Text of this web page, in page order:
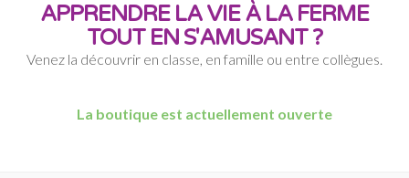
APPRENDRE LA VIE À LA FERME
TOUT EN S'AMUSANT ?
Venez la découvrir en classe, en famille ou entre collègues.
La boutique est actuellement ouverte